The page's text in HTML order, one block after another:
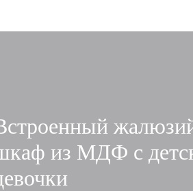
из МДФ с